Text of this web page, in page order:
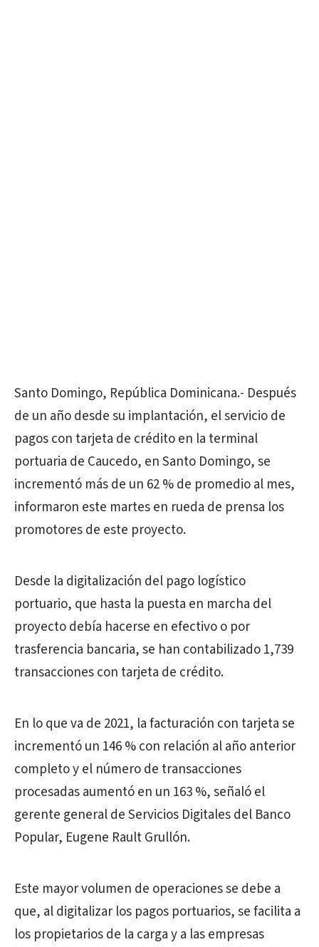
Santo Domingo, República Dominicana.- Después
de un año desde su implantación, el servicio de
pagos con tarjeta de crédito en la terminal
portuaria de Caucedo, en Santo Domingo, se
incrementó más de un 62 % de promedio al mes,
informaron este martes en rueda de prensa los
promotores de este proyecto.
Desde la digitalización del pago logístico
portuario, que hasta la puesta en marcha del
proyecto debía hacerse en efectivo o por
trasferencia bancaria, se han contabilizado 1,739
transacciones con tarjeta de crédito.
En lo que va de 2021, la facturación con tarjeta se
incrementó un 146 % con relación al año anterior
completo y el número de transacciones
procesadas aumentó en un 163 %, señaló el
gerente general de Servicios Digitales del Banco
Popular, Eugene Rault Grullón.
Este mayor volumen de operaciones se debe a
que, al digitalizar los pagos portuarios, se facilita a
los propietarios de la carga y a las empresas